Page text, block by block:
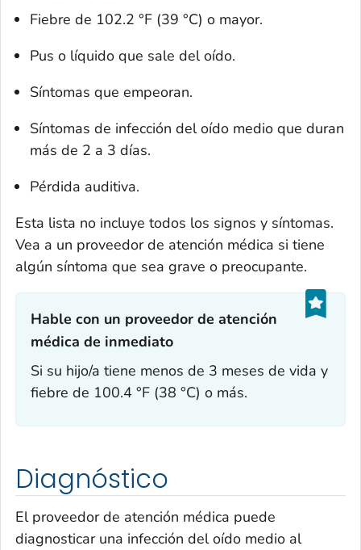
Fiebre de 102.2 °F (39 °C) o mayor.
Pus o líquido que sale del oído.
Síntomas que empeoran.
Síntomas de infección del oído medio que duran
más de 2 a 3 días.
Pérdida auditiva.
Esta lista no incluye todos los signos y síntomas.
Vea a un proveedor de atención médica si tiene
algún síntoma que sea grave o preocupante.
Hable con un proveedor de atención
médica de inmediato‎
Si su hijo/a tiene menos de 3 meses de vida y
fiebre de 100.4 °F (38 °C) o más.
Diagnóstico
El proveedor de atención médica puede
diagnosticar una infección del oído medio al